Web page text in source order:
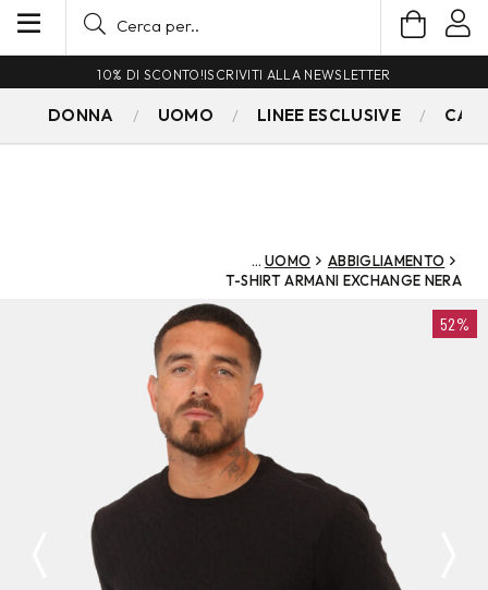
10% DI SCONTO!ISCRIVITI ALLA NEWSLETTER
DONNA UOMO LINEE ESCLUSIVE
UOMO
ABBIGLIAMENTO
T-SHIRT ARMANI EXCHANGE NERA
52%